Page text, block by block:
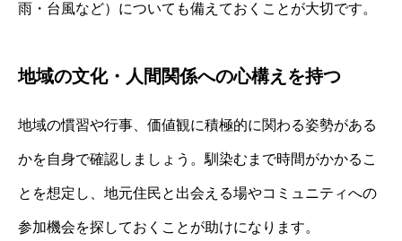
雨・台風など）についても備えておくことが大切です。
地域の文化・人間関係への心構えを持つ
地域の慣習や行事、価値観に積極的に関わる姿勢がある
かを自身で確認しましょう。馴染むまで時間がかかるこ
とを想定し、地元住民と出会える場やコミュニティへの
参加機会を探しておくことが助けになります。